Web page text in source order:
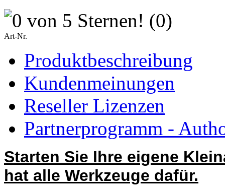
(0)
Art-Nr.
Produktbeschreibung
Kundenmeinungen
Reseller Lizenzen
Partnerprogramm -
Starten Sie Ihre eigene
hat alle Werkzeuge dafür.